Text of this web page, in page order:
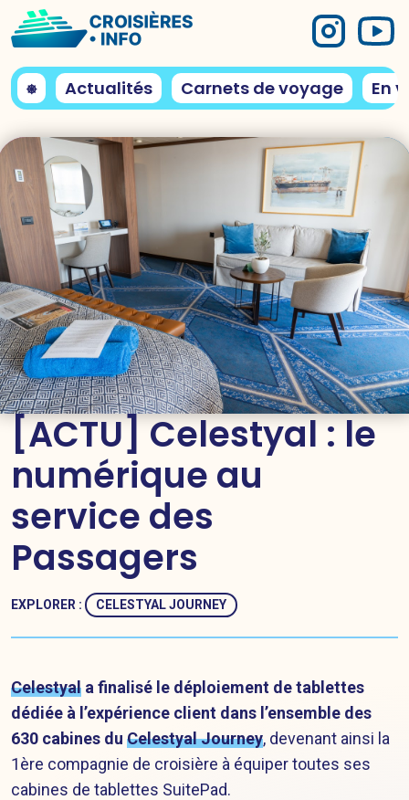
⎈ Actualités Carnets de voyage En
[ACTU] Celestyal : le
numérique au
service des
Passagers
EXPLORER : CELESTYAL JOURNEY
Celestyal a finalisé le déploiement de tablettes
dédiée à l’expérience client dans l’ensemble des
630 cabines du Celestyal Journey, devenant ainsi la
1ère compagnie de croisière à équiper toutes ses
cabines de tablettes SuitePad.